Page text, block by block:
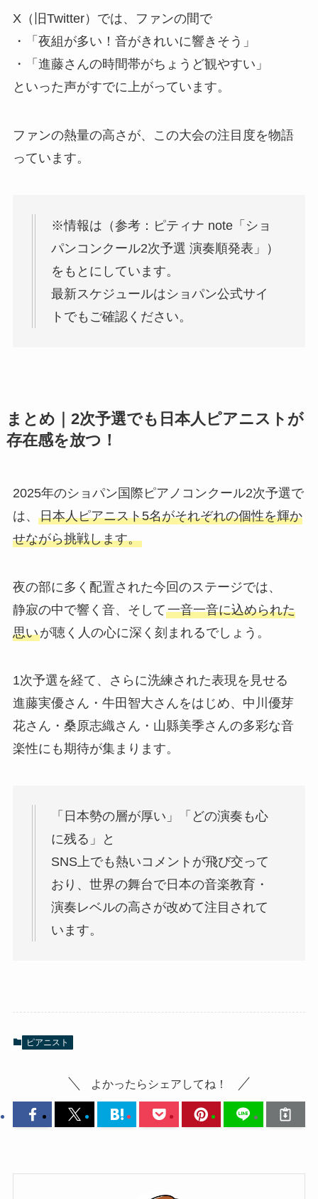
X（旧Twitter）では、ファンの間で
・「夜組が多い！音がきれいに響きそう」
・「進藤さんの時間帯がちょうど観やすい」
といった声がすでに上がっています。
ファンの熱量の高さが、この大会の注目度を物語
っています。
※情報は（参考：ピティナ note「ショ
パンコンクール2次予選 演奏順発表」）
をもとにしています。
最新スケジュールはショパン公式サイ
トでもご確認ください。
まとめ｜2次予選でも日本人ピアニストが
存在感を放つ！
2025年のショパン国際ピアノコンクール2次予選で
は、 日本人ピアニスト5名がそれぞれの個性を輝か
せながら挑戦します。
夜の部に多く配置された今回のステージでは、
静寂の中で響く音、そして一音一音に込められた
思いが聴く人の心に深く刻まれるでしょう。
1次予選を経て、さらに洗練された表現を見せる
進藤実優さん・牛田智大さんをはじめ、中川優芽
花さん・桑原志織さん・山縣美季さんの多彩な音
楽性にも期待が集まります。
「日本勢の層が厚い」「どの演奏も心
に残る」と
SNS上でも熱いコメントが飛び交って
おり、世界の舞台で日本の音楽教育・
演奏レベルの高さが改めて注目されて
います。
ピアニスト
よかったらシェアしてね！